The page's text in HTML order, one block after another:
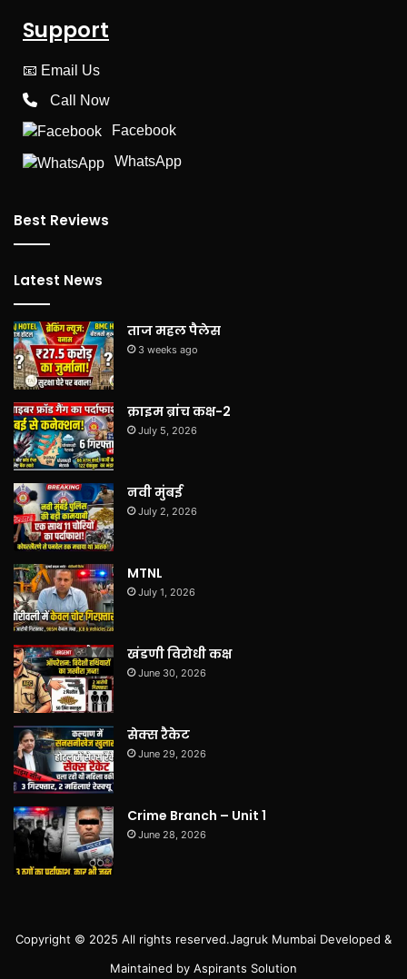
Support
📧 Email Us
Call Now
Facebook
WhatsApp
Best Reviews
Latest News
ताज महल पैलेस
3 weeks ago
क्राइम ब्रांच कक्ष-2
July 5, 2026
नवी मुंबई
July 2, 2026
MTNL
July 1, 2026
खंडणी विरोधी कक्ष
June 30, 2026
सेक्स रैकेट
June 29, 2026
Crime Branch – Unit 1
June 28, 2026
Copyright © 2025 All rights reserved.Jagruk Mumbai Developed &
Maintained by Aspirants Solution